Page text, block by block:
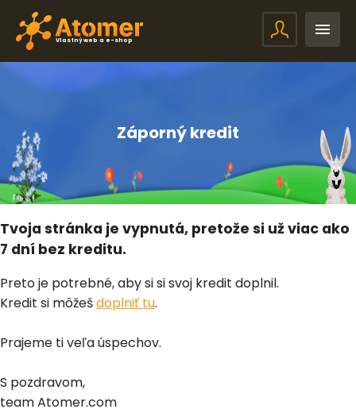
Vlastný web a e-shop
Záporný kredit
Tvoja stránka je vypnutá, pretože si už viac ako
7 dní bez kreditu.
Preto je potrebné, aby si si svoj kredit doplnil.
Kredit si môžešdoplniť tu.
Prajeme ti veľa úspechov.
S pozdravom,
team Atomer.com